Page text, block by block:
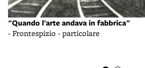
"Quando l'arte andava in fabbrica"
- Frontespizio - particolare